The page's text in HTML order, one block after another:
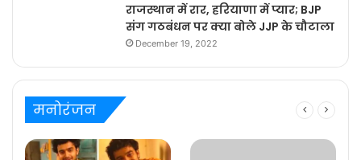
राजस्थान में रार, हरियाणा में प्यार; BJP
संग गठबंधन पर क्या बोले JJP के चौटाला
December 19, 2022
मनोरंजन